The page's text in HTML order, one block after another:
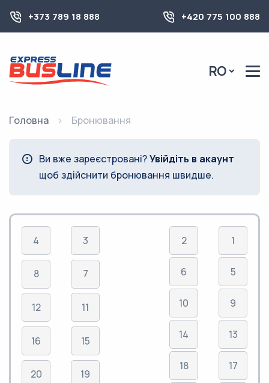
+373 789 18 888 +420 775 100 888
RO
Головна Бронювання
Ви вже зареєстровані?Увійдіть в акаунт
щоб здійснити бронювання швидше.
4
8
12
16
20
3
7
11
15
19
2
6
10
14
18
1
5
9
13
17